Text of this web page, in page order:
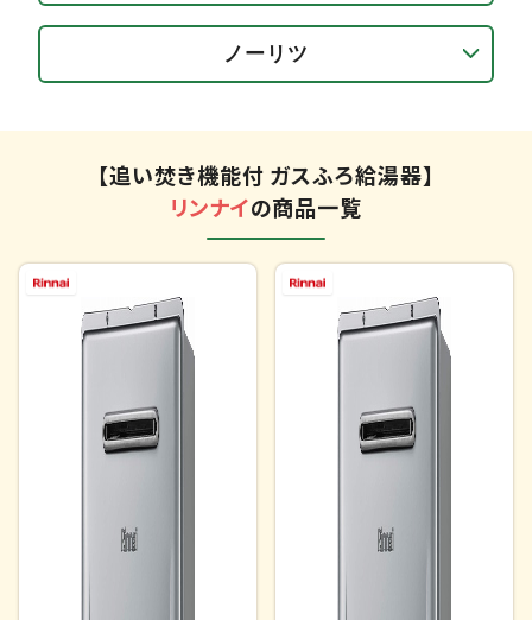
ノーリツ
【追い焚き機能付 ガスふろ給湯器】
リンナイの商品一覧